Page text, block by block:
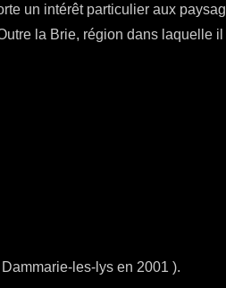
un intérêt particulier aux
la Brie, région dans laquelle
les-lys en 2001 ).